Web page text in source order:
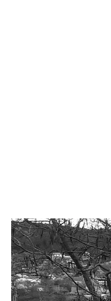
Майдан только
качестве
находится
самом деле.
которое уже